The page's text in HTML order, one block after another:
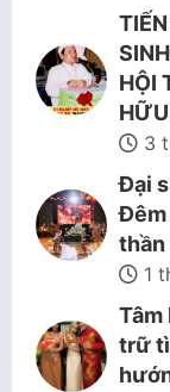
HỘI
3
Đại
Đêm
thần
1
Tâm
trữ